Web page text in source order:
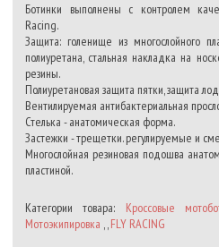
Ботинки выполнены с контролем
Racing.
Защита: голенище из многослойного
полиуретана, стальная накладка на
резины.
Полиуретановая защита пятки, защита
Вентилируемая антибактериальная
Стелька - анатомическая форма.
Застежки - трещетки. регулируемые и
Многослойная резиновая подошва
пластиной.
Категории товара: Кроссовые
Мотоэкипировка , ,FLY RACING